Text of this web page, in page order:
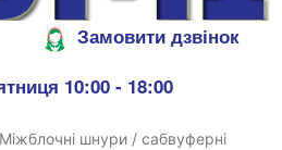
Замовити дзвінок
10:00 - 18:00
Міжблочні шнури /сабвуферні